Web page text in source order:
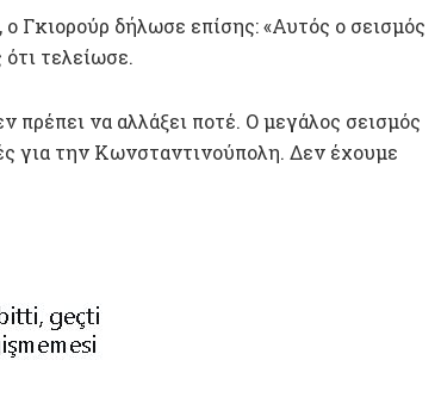
Γκιορούρ δήλωσε επίσης: «Αυτός ο σεισμός
τελείωσε.
πρέπει να αλλάξει ποτέ. Ο μεγάλος σεισμός
για την Κωνσταντινούπολη. Δεν έχουμε